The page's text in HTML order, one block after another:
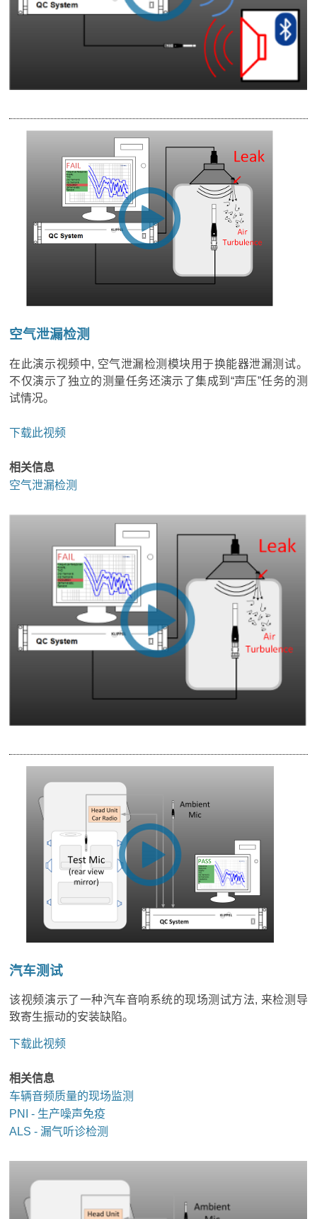
空气泄漏检测
在此演示视频中, 空气泄漏检测模块用于换能器泄漏测试。
不仅演示了独立的测量任务还演示了集成到“声压”任务的测
试情况。
下载此视频
相关信息
空气泄漏检测
汽车测试
该视频演示了一种汽车音响系统的现场测试方法, 来检测导
致寄生振动的安装缺陷。
下载此视频
相关信息
车辆音频质量的现场监测
PNI - 生产噪声免疫
ALS - 漏气听诊检测